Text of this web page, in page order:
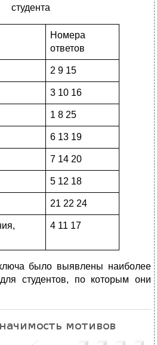
студента
Номера
ответов
2 9 15
3 10 16
1 8 25
6 13 19
7 14 20
5 12 18
21 22 24
4 11 17
было выявлены наиболее
студентов, по которым они